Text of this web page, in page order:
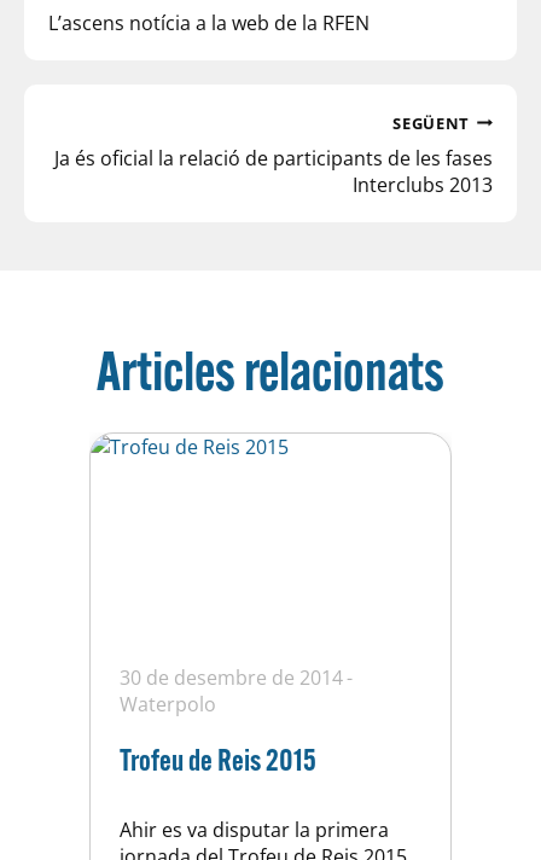
L’ascens notícia a la web de la RFEN
SEGÜENT
Ja és oficial la relació de participants de les fases
Interclubs 2013
Articles relacionats
30 de desembre de 2014
Waterpolo
Trofeu de Reis 2015
Ahir es va disputar la primera